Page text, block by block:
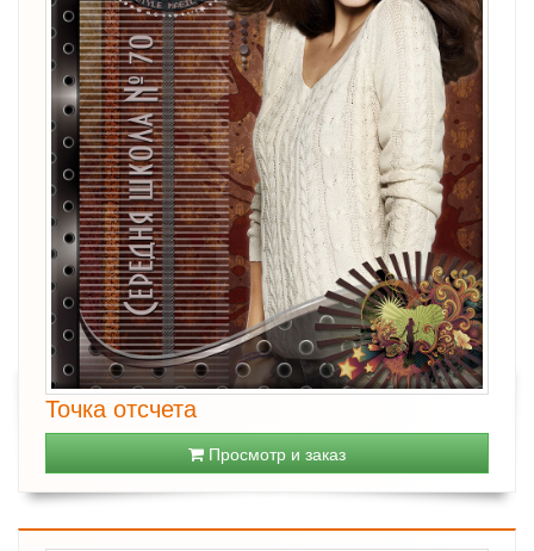
Точка отсчета
Просмотр и заказ